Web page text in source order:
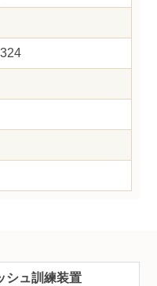
シュ訓練装置